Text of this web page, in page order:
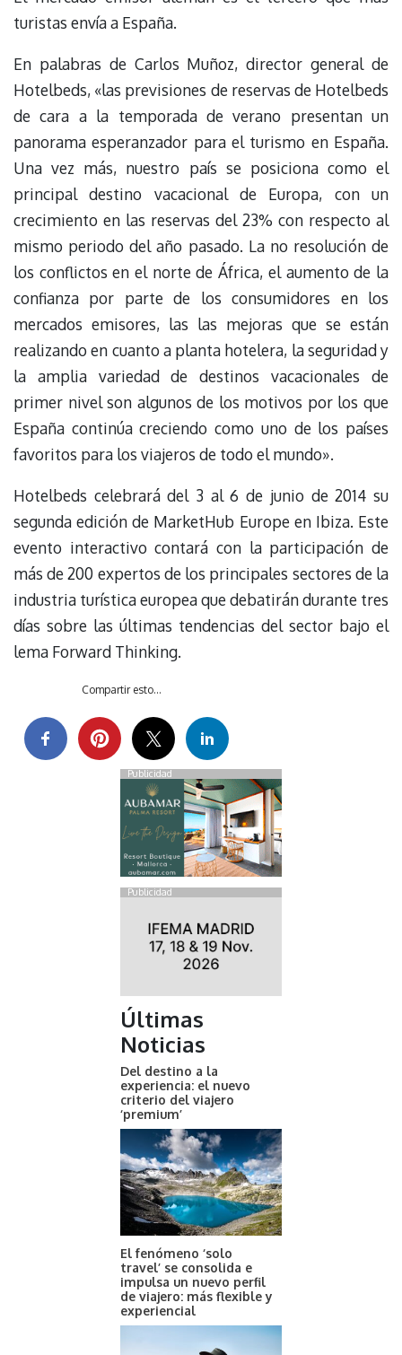
turistas envía a España.
En palabras de Carlos Muñoz, director general de
Hotelbeds, «las previsiones de reservas de Hotelbeds
de cara a la temporada de verano presentan un
panorama esperanzador para el turismo en España.
Una vez más, nuestro país se posiciona como el
principal destino vacacional de Europa, con un
crecimiento en las reservas del 23% con respecto al
mismo periodo del año pasado. La no resolución de
los conflictos en el norte de África, el aumento de la
confianza por parte de los consumidores en los
mercados emisores, las las mejoras que se están
realizando en cuanto a planta hotelera, la seguridad y
la amplia variedad de destinos vacacionales de
primer nivel son algunos de los motivos por los que
España continúa creciendo como uno de los países
favoritos para los viajeros de todo el mundo».
Hotelbeds celebrará del 3 al 6 de junio de 2014 su
segunda edición de MarketHub Europe en Ibiza. Este
evento interactivo contará con la participación de
más de 200 expertos de los principales sectores de la
industria turística europea que debatirán durante tres
días sobre las últimas tendencias del sector bajo el
lema Forward Thinking.
Compartir esto...
Publicidad
Publicidad
Últimas
Noticias
Del destino a la
experiencia: el nuevo
criterio del viajero
‘premium’
El fenómeno ‘solo
travel’ se consolida e
impulsa un nuevo perfil
de viajero: más flexible y
experiencial